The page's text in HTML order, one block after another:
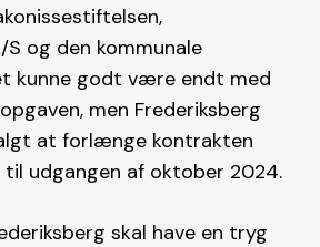
S og den kommunale
kunne godt være endt med
men Frederiksberg
at forlænge kontrakten
udgangen af oktober 2024.
skal have en tryg